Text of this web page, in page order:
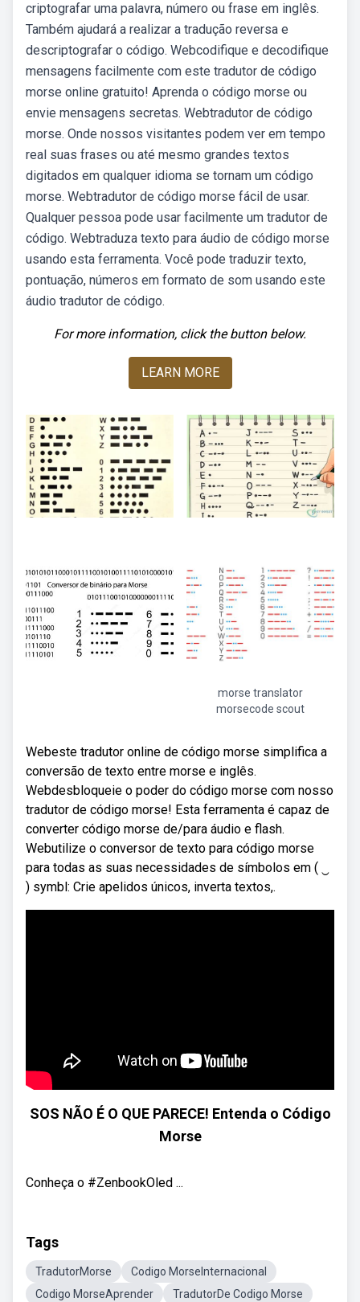
criptografar uma palavra, número ou frase em inglês.
Também ajudará a realizar a tradução reversa e
descriptografar o código. Webcodifique e decodifique
mensagens facilmente com este tradutor de código
morse online gratuito! Aprenda o código morse ou
envie mensagens secretas. Webtradutor de código
morse. Onde nossos visitantes podem ver em tempo
real suas frases ou até mesmo grandes textos
digitados em qualquer idioma se tornam um código
morse. Webtradutor de código morse fácil de usar.
Qualquer pessoa pode usar facilmente um tradutor de
código. Webtraduza texto para áudio de código morse
usando esta ferramenta. Você pode traduzir texto,
pontuação, números em formato de som usando este
áudio tradutor de código.
For more information, click the button below.
LEARN MORE
morse translator
morsecode scout
Webeste tradutor online de código morse simplifica a
conversão de texto entre morse e inglês.
Webdesbloqueie o poder do código morse com nosso
tradutor de código morse! Esta ferramenta é capaz de
converter código morse de/para áudio e flash.
Webutilize o conversor de texto para código morse
para todas as suas necessidades de símbolos em ( ‿
) symbl: Crie apelidos únicos, inverta textos,.
SOS NÃO É O QUE PARECE! Entenda o Código
Morse
Conheça o #ZenbookOled ...
Tags
TradutorMorse
Codigo MorseInternacional
Codigo MorseAprender
TradutorDe Codigo Morse